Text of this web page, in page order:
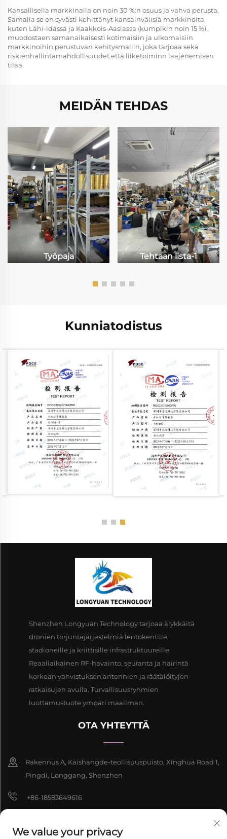
Kansallisella markkinalla on noin 30 %:n osuus ja vahva perusta.
Samalla se on syvästi kehittänyt kansainvälisiä markkinoita,
kuten Lähi-idässä ja Kaakkois-Aasiassa (kumpikin noin 15 %),
muodostaen samanaikaisesti kotimaisiin ja ulkomaisiin
markkinoihin perustuvan kehitysmallin, joka tarjoaa sekä
riskienhallintamahdollisuudet että liiketoiminn laajenemisen
tilaa.
MEIDÄN TEHDAS
Työpaja Tehtaan lista-1
Kunniatodistus
Shenzhen Longyuan Technology tarjoaa älykkäitä
dronien torjuntajärjestelmiä lentokentille,
stadioneille ja kriittisille infrastruktuureille.
Reaaliaikainen RF-havainto, seuranta ja häirintä
korkean vahvistuksen antennien ja räätälöityjen
ratkaisujen avulla. Turvallisuusryhmien
luottamustuote ympäri maailman.
OTA YHTEYTTÄ
Rakennus A, Kaishangde-teollisuuspuisto, Xinghua Road 1,
Pingdi, Longgang, Shenzhen
+86-18583649616
We value your privacy